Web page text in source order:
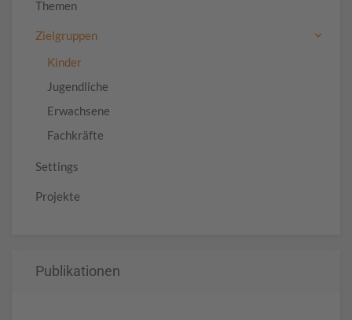
Themen
Zielgruppen
Kinder
Jugendliche
Erwachsene
Fachkräfte
Settings
Projekte
Publikationen